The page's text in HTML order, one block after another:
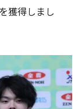
獲得しまし